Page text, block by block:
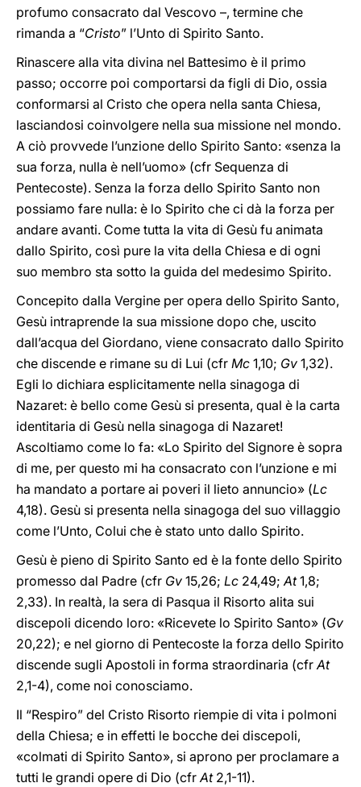
profumo consacrato dal Vescovo –, termine che
rimanda a “Cristo” l’Unto di Spirito Santo.
Rinascere alla vita divina nel Battesimo è il primo
passo; occorre poi comportarsi da figli di Dio, ossia
conformarsi al Cristo che opera nella santa Chiesa,
lasciandosi coinvolgere nella sua missione nel mondo.
A ciò provvede l’unzione dello Spirito Santo: «senza la
sua forza, nulla è nell’uomo» (cfr Sequenza di
Pentecoste). Senza la forza dello Spirito Santo non
possiamo fare nulla: è lo Spirito che ci dà la forza per
andare avanti. Come tutta la vita di Gesù fu animata
dallo Spirito, così pure la vita della Chiesa e di ogni
suo membro sta sotto la guida del medesimo Spirito.
Concepito dalla Vergine per opera dello Spirito Santo,
Gesù intraprende la sua missione dopo che, uscito
dall’acqua del Giordano, viene consacrato dallo Spirito
che discende e rimane su di Lui (cfr Mc 1,10; Gv 1,32).
Egli lo dichiara esplicitamente nella sinagoga di
Nazaret: è bello come Gesù si presenta, qual è la carta
identitaria di Gesù nella sinagoga di Nazaret!
Ascoltiamo come lo fa: «Lo Spirito del Signore è sopra
di me, per questo mi ha consacrato con l’unzione e mi
ha mandato a portare ai poveri il lieto annuncio» (Lc
4,18). Gesù si presenta nella sinagoga del suo villaggio
come l’Unto, Colui che è stato unto dallo Spirito.
Gesù è pieno di Spirito Santo ed è la fonte dello Spirito
promesso dal Padre (cfr Gv 15,26; Lc 24,49;At1,8;
2,33). In realtà, la sera di Pasqua il Risorto alita sui
discepoli dicendo loro: «Ricevete lo Spirito Santo» (Gv
20,22); e nel giorno di Pentecoste la forza dello Spirito
discende sugli Apostoli in forma straordinaria (cfrAt
2,1-4), come noi conosciamo.
Il “Respiro” del Cristo Risorto riempie di vita i polmoni
della Chiesa; e in effetti le bocche dei discepoli,
«colmati di Spirito Santo», si aprono per proclamare a
tutti le grandi opere di Dio (cfrAt2,1-11).